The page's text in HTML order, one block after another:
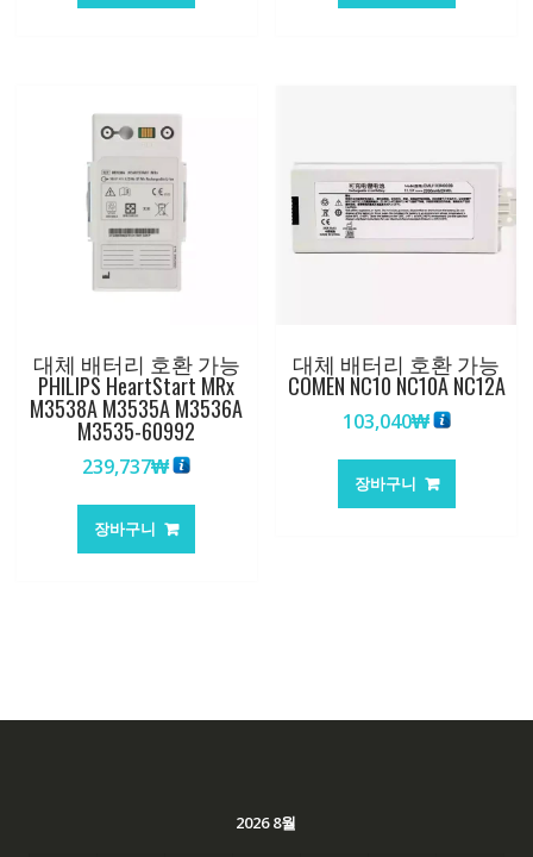
대체 배터리 호환 가능
PHILIPS HeartStart MRx
M3538A M3535A M3536A
M3535-60992
239,737₩
장바구니
대체 배터리 호환 가능
COMEN NC10 NC10A NC12A
103,040₩
장바구니
2026 8월